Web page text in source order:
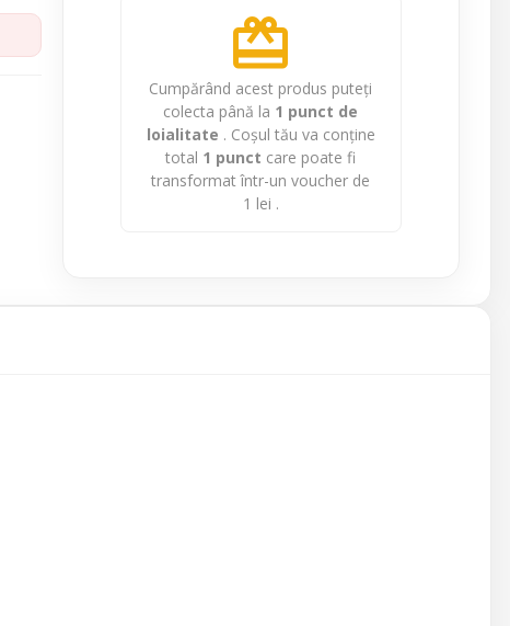
redeem
Cumpărând acest produs puteți
colecta până la 1 punct de
loialitate . Coșul tău va conține
total 1 punct care poate fi
transformat într-un voucher de
1 lei .